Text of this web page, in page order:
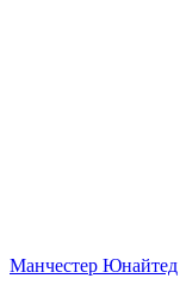
Манчестер Юнайтед